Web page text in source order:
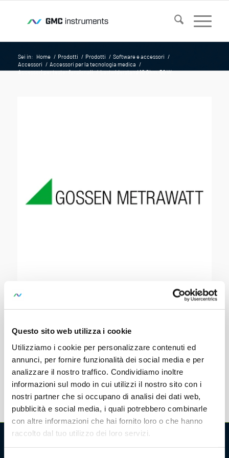
Questo sito web utilizza i cookie
Utilizziamo i cookie per personalizzare contenuti ed
annunci, per fornire funzionalità dei social media e per
analizzare il nostro traffico. Condividiamo inoltre
informazioni sul modo in cui utilizzi il nostro sito con i
nostri partner che si occupano di analisi dei dati web,
pubblicità e social media, i quali potrebbero combinarle
con altre informazioni che hai fornito loro o che hanno
raccolto dal tuo utilizzo dei loro servizi.
Sei in: Home / Prodotti / Prodotti / Software e accessori /
Accessori / Accessori per la tecnologia medica /
Accessori per tester funzionali / Lastwiderstand 10 Ohm, 50 W
LASTWIDERSTAND 10 OHM,
50 W
SKU:Z696U